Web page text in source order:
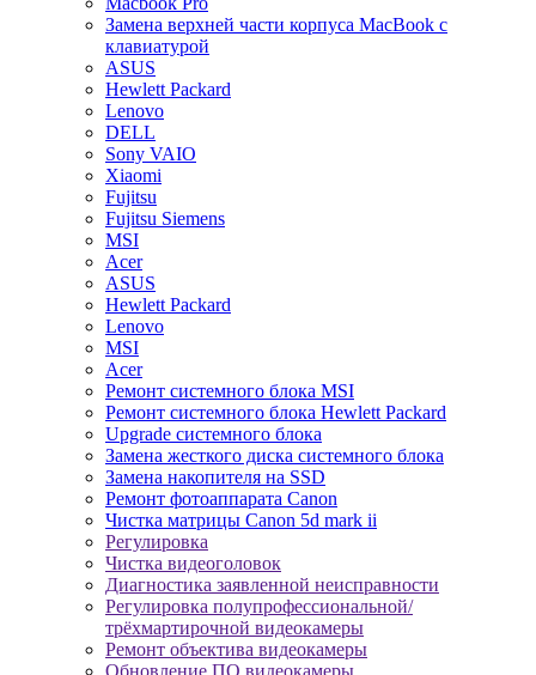
Замена верхней части корпуса MacBook с
клавиатурой
ASUS
Hewlett Packard
Lenovo
DELL
Sony VAIO
Xiaomi
Fujitsu
Fujitsu Siemens
MSI
Acer
ASUS
Hewlett Packard
Lenovo
MSI
Acer
Ремонт системного блока MSI
Ремонт системного блока Hewlett Packard
Upgrade системного блока
Замена жесткого диска системного блока
Замена накопителя на SSD
Ремонт фотоаппарата Canon
Чистка матрицы Canon 5d mark ii
Регулировка
Чистка видеоголовок
Диагностика заявленной неисправности
Регулировка полупрофессиональной/
трёхмартирочной видеокамеры
Ремонт объектива видеокамеры
Обновление ПО видеокамеры